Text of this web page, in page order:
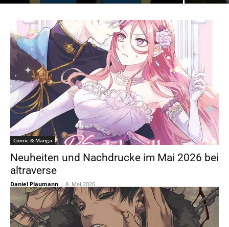
Comic & Manga
Neuheiten und Nachdrucke im Mai 2026 bei
altraverse
Daniel Plaumann - 8. Mai 2026